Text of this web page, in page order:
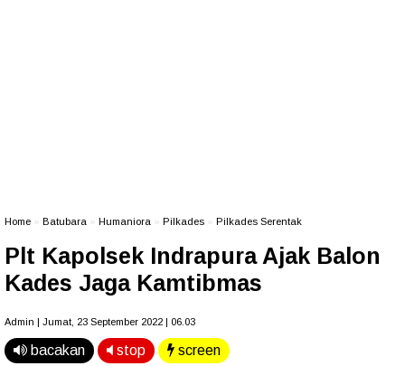
Home Batubara Humaniora Pilkades Pilkades Serentak
Plt Kapolsek Indrapura Ajak Balon
Kades Jaga Kamtibmas
Admin | Jumat, 23 September 2022 | 06.03
bacakan stop screen